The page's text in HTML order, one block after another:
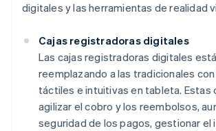
digitales y las herramientas de realidad
Cajas registradoras digitales
Las cajas registradoras digitales
reemplazando a las tradicionales
táctiles e intuitivas en tableta. Estas
agilizar el cobro y los reembolsos,
seguridad de los pagos, gestionar el